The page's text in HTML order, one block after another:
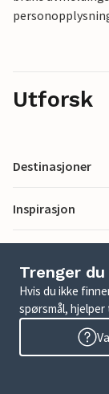
Utforsk
Destinasjoner
Inspirasjon
Trenger du
Hvis du ikke
spørsmål,